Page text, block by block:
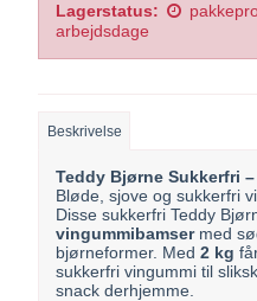
Lagerstatus:
arbejdsdage
Beskrivelse
Teddy Bjørne Sukkerfri
Bløde, sjove og sukkerfri
Disse sukkerfri Teddy
vingummibamsermed
bjørneformer. Med2 kg
sukkerfri vingummi til
snack derhjemme.